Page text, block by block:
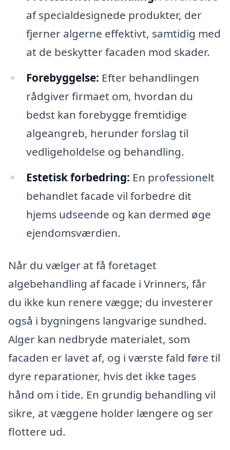
af specialdesignede produkter, der
fjerner algerne effektivt, samtidig med
at de beskytter facaden mod skader.
Forebyggelse: Efter behandlingen
rådgiver firmaet om, hvordan du
bedst kan forebygge fremtidige
algeangreb, herunder forslag til
vedligeholdelse og behandling.
Estetisk forbedring: En professionelt
behandlet facade vil forbedre dit
hjems udseende og kan dermed øge
ejendomsværdien.
Når du vælger at få foretaget
algebehandling af facade i Vrinners, får
du ikke kun renere vægge; du investerer
også i bygningens langvarige sundhed.
Alger kan nedbryde materialet, som
facaden er lavet af, og i værste fald føre til
dyre reparationer, hvis det ikke tages
hånd om i tide. En grundig behandling vil
sikre, at væggene holder længere og ser
flottere ud.